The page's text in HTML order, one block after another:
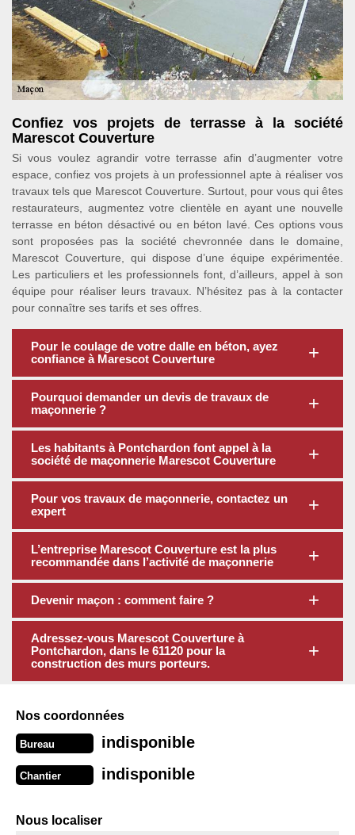
Confiez vos projets de terrasse à la société
Marescot Couverture
Si vous voulez agrandir votre terrasse afin d’augmenter votre
espace, confiez vos projets à un professionnel apte à réaliser vos
travaux tels que Marescot Couverture. Surtout, pour vous qui êtes
restaurateurs, augmentez votre clientèle en ayant une nouvelle
terrasse en béton désactivé ou en béton lavé. Ces options vous
sont proposées pas la société chevronnée dans le domaine,
Marescot Couverture, qui dispose d’une équipe expérimentée.
Les particuliers et les professionnels font, d’ailleurs, appel à son
équipe pour réaliser leurs travaux. N’hésitez pas à la contacter
pour connaître ses tarifs et ses offres.
Pour le coulage de votre dalle en béton, ayez
confiance à Marescot Couverture
Pourquoi demander un devis de travaux de
maçonnerie ?
Les habitants à Pontchardon font appel à la
société de maçonnerie Marescot Couverture
Pour vos travaux de maçonnerie, contactez un
expert
L’entreprise Marescot Couverture est la plus
recommandée dans l’activité de maçonnerie
Devenir maçon : comment faire ?
Adressez-vous Marescot Couverture à
Pontchardon, dans le 61120 pour la
construction des murs porteurs.
Nos coordonnées
Bureau indisponible
Chantier indisponible
Nous localiser